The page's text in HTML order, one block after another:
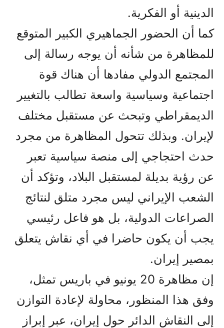
الدينية أو الفكرية.
كما أن الحضور الجماهيري الكبير المتوقع
للمظاهرة من شأنه أن يوجه رسالة إلى
المجتمع الدولي مفادها أن هناك قوة
اجتماعية وسياسية واسعة تطالب بالتغيير
الديمقراطي وتبحث عن مستقبل مختلف
لإيران. وبذلك تتحول المظاهرة من مجرد
حدث احتجاجي إلى منصة سياسية تعبر
عن رؤية بديلة لمستقبل البلاد، وتؤكد أن
الشعب الإيراني ليس مجرد متلق لنتائج
الصراعات الدولية، بل هو فاعل رئيسي
يجب أن يكون حاضرا في أي نقاش يتعلق
بمصير إيران.
إن مظاهرة 20 يونيو في باريس تمثل،
وفق هذا المنظور، محاولة لإعادة التوازن
إلى النقاش الدائر حول إيران، عبر إبراز